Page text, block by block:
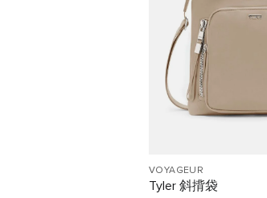
VOYAGEUR
Tyler 斜揹袋